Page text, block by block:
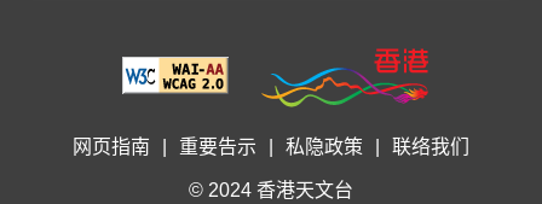
网页指南 重要告示 私隐政策 联络我们
© 2024 香港天文台